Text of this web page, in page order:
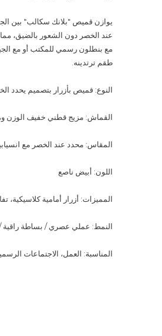
يوازن قميص "بلانك سكالب" بين
عند الخصر دون الشعور بالضيق، مما
مع بنطلون رسمي للمكتب أو مع
طقم ترتدينه.
النوع: قميص بأزرار بتصميم يحدد
القماش: مزيج قطني خفيف الوزن
المقاس: محدد عند الخصر مع
اللون: أبيض ناصع
المميزات: أزرار أمامية
النمط: عملي عصري / بساطة راقية
المناسبة: العمل، الاجتماعات